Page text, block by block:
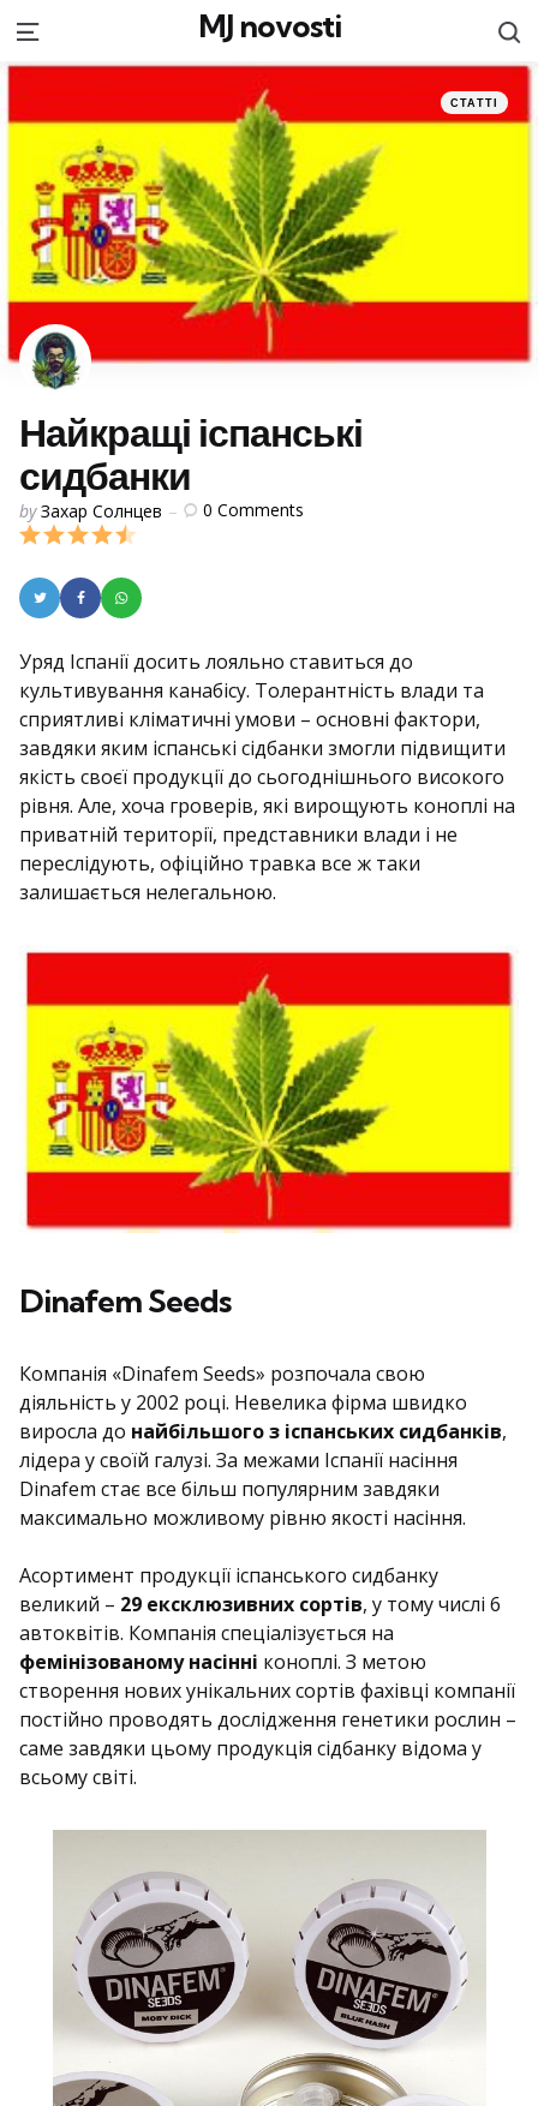
Menu MJ novosti
Categories
Posted
in
СТАТТІ
Найкращі іспанські
сидбанки
Posted
by
by Захар Солнцев 0 Comments
Уряд Іспанії досить лояльно ставиться до
культивування канабісу. Толерантність влади та
сприятливі кліматичні умови – основні фактори,
завдяки яким іспанські сідбанки змогли підвищити
якість своєї продукції до сьогоднішнього високого
рівня. Але, хоча гроверів, які вирощують коноплі на
приватній території, представники влади і не
переслідують, офіційно травка все ж таки
залишається нелегальною.
Dinafem Seeds
Компанія «Dinafem Seeds» розпочала свою
діяльність у 2002 році. Невелика фірма швидко
виросла до найбільшого з іспанських сидбанків,
лідера у своїй галузі. За межами Іспанії насіння
Dinafem стає все більш популярним завдяки
максимально можливому рівню якості насіння.
Асортимент продукції іспанського сидбанку
великий – 29 ексклюзивних сортів, у тому числі 6
автоквітів. Компанія спеціалізується на
фемінізованому насінні коноплі. З метою
створення нових унікальних сортів фахівці компанії
постійно проводять дослідження генетики рослин –
саме завдяки цьому продукція сідбанку відома у
всьому світі.